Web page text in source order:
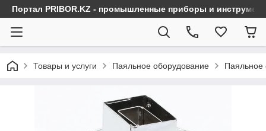
Портал PRIBOR.KZ - промышленные приборы и
Товары и услуги Паяльное оборудование Паяльное